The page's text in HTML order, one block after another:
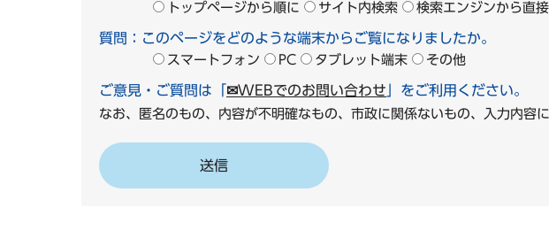
トップページから順に サイト内検索 検索エンジンから直接
質問：このページをどのような端末からご覧になりましたか。
スマートフォン PC タブレット端末 その他
ご意見・ご質問は「 ✉WEBでのお問い合わせ 」をご利用ください。
なお、匿名のもの、内容が不明確なもの、市政に関係ないもの、入力